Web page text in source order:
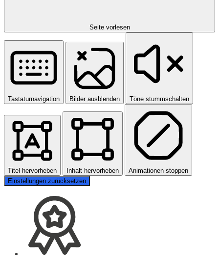
Seite vorlesen
Tastaturnavigation Bilder ausblenden Töne stummschalten
Titel hervorheben Inhalt hervorheben
Animationen stoppen
Einstellungen zurücksetzen